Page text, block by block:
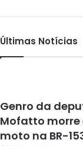
Últimas Notícias
Genro da
Mofatto
moto na BR-